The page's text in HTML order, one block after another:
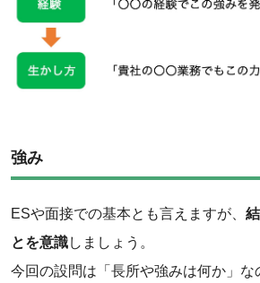
強み
ESや面接での基本とも言えますが、
とを意識しましょう。
今回の設問は「長所や強みは何か」な